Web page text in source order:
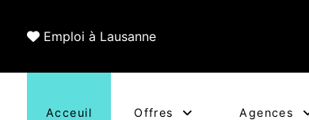
Emploi à Lausanne
Acceuil Offres Agences